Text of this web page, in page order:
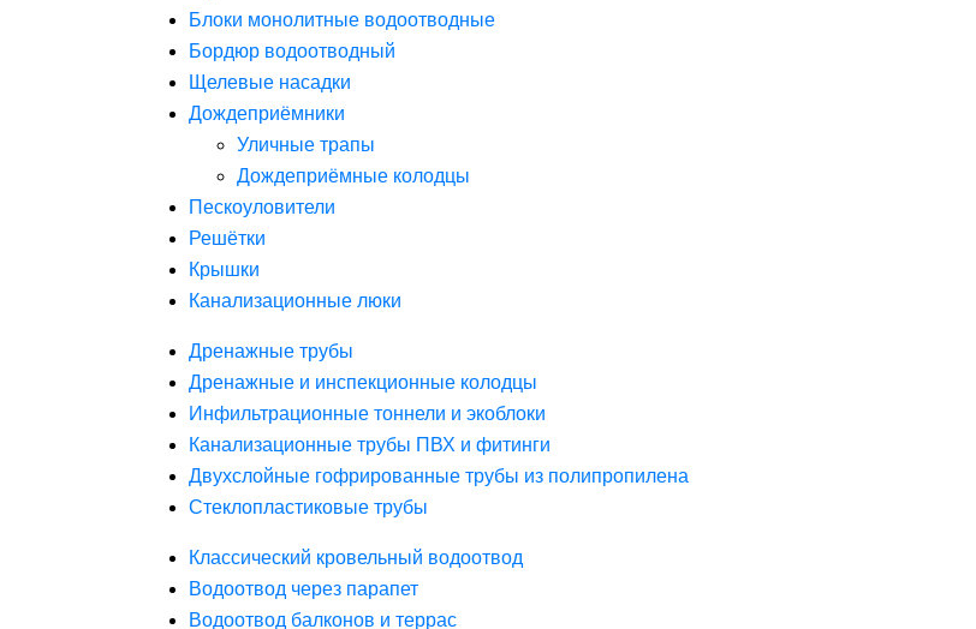
Блоки монолитные водоотводные
Бордюр водоотводный
Щелевые насадки
Дождеприёмники
Уличные трапы
Дождеприёмные колодцы
Пескоуловители
Решётки
Крышки
Канализационные люки
Дренажные трубы
Дренажные и инспекционные колодцы
Инфильтрационные тоннели и экоблоки
Канализационные трубы ПВХ и фитинги
Двухслойные гофрированные трубы из полипропилена
Стеклопластиковые трубы
Классический кровельный водоотвод
Водоотвод через парапет
Водоотвод балконов и террас